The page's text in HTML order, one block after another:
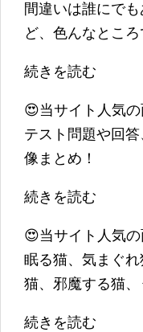
間違いは誰にで
ど、色んなとこ
続きを読む
😍当サイト人気
テスト問題や回
像まとめ！
続きを読む
😍当サイト人気
眠る猫、気まぐ
猫、邪魔する猫
続きを読む